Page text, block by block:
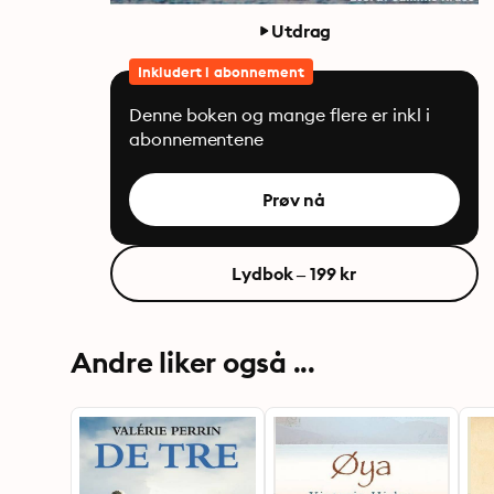
Utdrag
Inkludert i abonnement
Denne boken og mange flere er inkl i
abonnementene
Prøv nå
Lydbok – 199 kr
Andre liker også ...